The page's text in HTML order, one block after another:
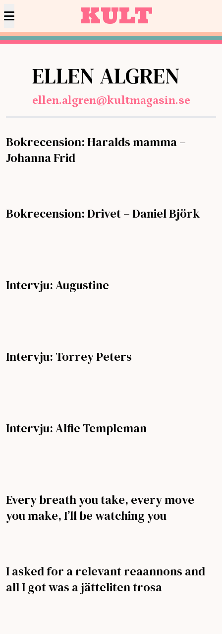
KULT
ELLEN ALGREN
ellen.algren@kultmagasin.se
Bokrecension: Haralds mamma –
Johanna Frid
Bokrecension: Drivet – Daniel Björk
Intervju: Augustine
Intervju: Torrey Peters
Intervju: Alfie Templeman
Every breath you take, every move
you make, I’ll be watching you
I asked for a relevant reaannons and
all I got was a jätteliten trosa